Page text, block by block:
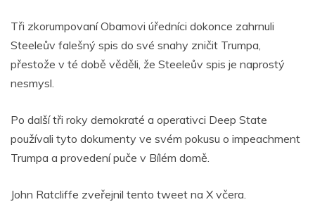
Tři zkorumpovaní Obamovi úředníci dokonce zahrnuli
Steeleův falešný spis do své snahy zničit Trumpa,
přestože v té době věděli, že Steeleův spis je naprostý
nesmysl.
Po další tři roky demokraté a operativci Deep State
používali tyto dokumenty ve svém pokusu o impeachment
Trumpa a provedení puče v Bílém domě.
John Ratcliffe zveřejnil tento tweet na X včera.